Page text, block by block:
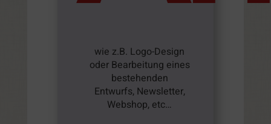
wie z.B. Logo-Design
oder Bearbeitung eines
bestehenden
Entwurfs, Newsletter,
Webshop, etc…